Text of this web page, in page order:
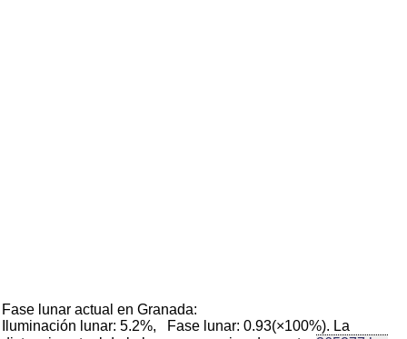
Fase lunar actual en Granada:
Iluminación lunar: 5.2%, Fase lunar: 0.93(×100%). La